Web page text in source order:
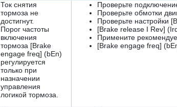
Ток снятия
тормоза не
достигнут.
Порог частоты
включения
тормоза [Brake
engage freq] (bEn)
регулируется
только при
назначении
управления
логикой тормоза.
Проверьте
Проверьте обмотки
Проверьте настройки
[Brake release I Rev]
Примените
[Brake engage freq]